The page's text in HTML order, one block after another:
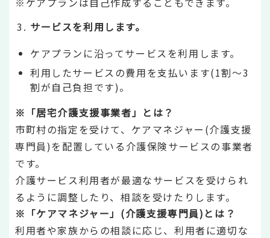
サービスを利用します。
ケアプランに沿ってサービスを利用します。
利用したサービスの費用を支払います(1割～3
割が自己負担です)。
※「居宅介護支援事業者」とは？
市町村の指定を受けて、ケアマネジャー(介護支援
専門員)を配置している介護保険サービスの事業者
です。
介護サービス利用者が最適なサービスを受けられ
るように調整したり、相談を受けたりします。
※「ケアマネジャー」(介護支援専門員)とは？
利用者や家族からの相談に応じ、利用者に適切な